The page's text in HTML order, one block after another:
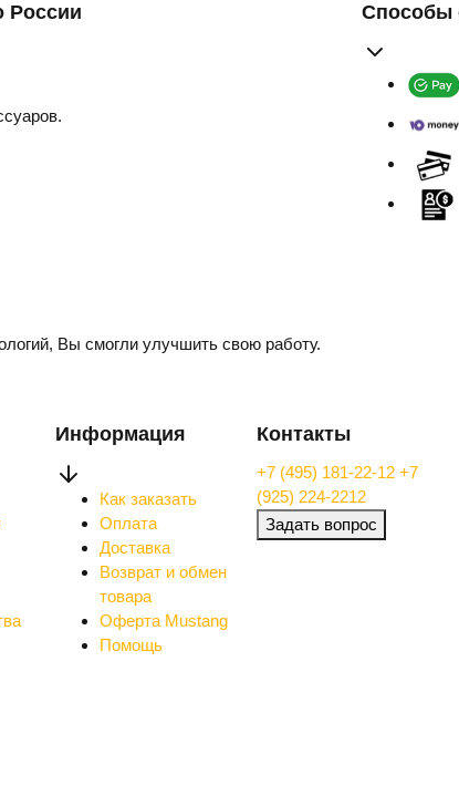
России
Вы смогли улучшить свою работу.
Способы
Информация
Как заказать
Оплата
Доставка
Возврат и обмен
товара
Оферта Mustang
Помощь
Контакты
+7 (495) 181-22-12 +7
(925) 224-2212
Задать вопрос